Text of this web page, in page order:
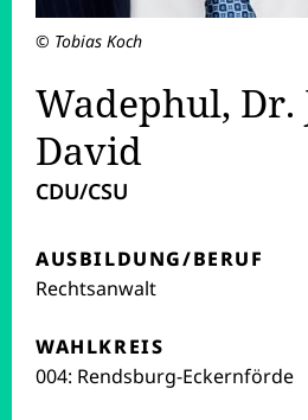
© Tobias Koch
Wadephul, Dr.
David
CDU/CSU
AUSBILDUNG/BERUF
Rechtsanwalt
WAHLKREIS
004: Rendsburg-Eckernförde